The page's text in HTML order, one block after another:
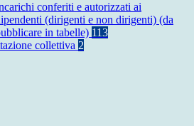
conferiti e autorizzati ai
(dirigenti e non dirigenti) (da
in tabelle) 113
collettiva 2